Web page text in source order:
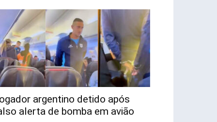
argentino detido após
alerta de bomba em avião